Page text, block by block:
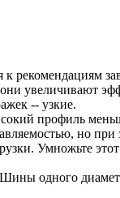
рекомендациям
увеличивают
-- узкие.
профиль
но
Умножьте
одного